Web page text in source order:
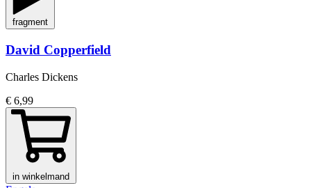
fragment
David Copperfield
Charles Dickens
€ 6,99
in winkelmand